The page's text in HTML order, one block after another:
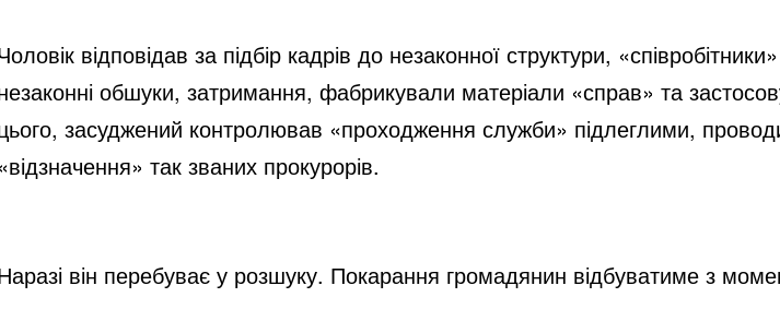
відповідав за підбір кадрів до незаконної структури,
обшуки, затримання, фабрикували матеріали «справ» та
засуджений контролював «проходження служби» підлеглими,
так званих прокурорів.
він перебуває у розшуку. Покарання громадянин відбуватиме з